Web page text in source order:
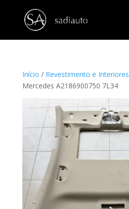
Início / Revestimento e Interiores
Mercedes A2186900750 7L34